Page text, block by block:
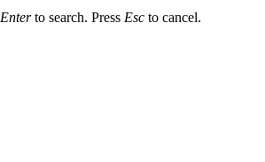
Enterto search. Press Esc to cancel.